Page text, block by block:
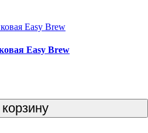
Easy Brew